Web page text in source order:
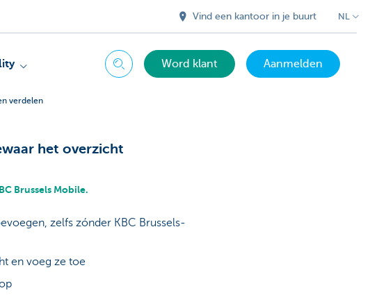
Vind een kantoor in je buurt NL
Zoeken Word klant Aanmelden
verdelen
het overzicht
Brussels Mobile.
zelfs zónder KBC Brussels-
en voeg ze toe